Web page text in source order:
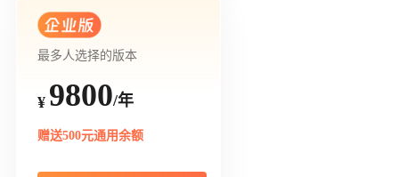
最多人选择的版本
¥ 9800/年
赠送500元通用余额